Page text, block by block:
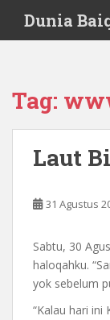
i
Dunia
Tag:
Laut
31 Agustus
Sabtu, 30
haloqahku.
yok sebelum
“Kalau hari ini